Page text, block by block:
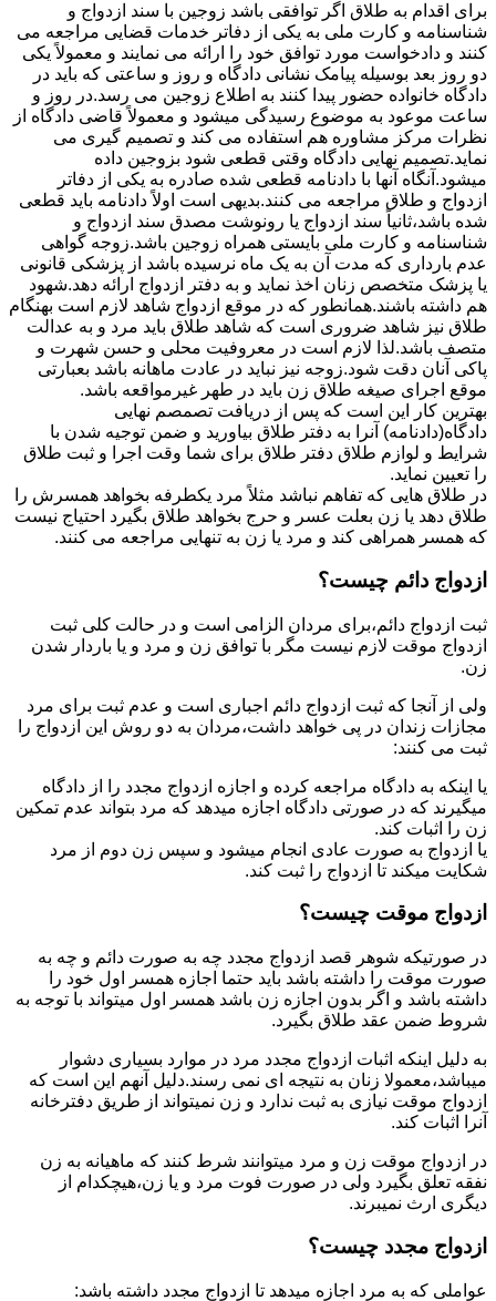
برای اقدام به طلاق اگر توافقی باشد زوجین با سند ازدواج و
شناسنامه و کارت ملی به یکی از دفاتر خدمات قضایی مراجعه می
کنند و دادخواست مورد توافق خود را ارائه می نمایند و معمولاً یکی
دو روز بعد بوسیله پیامک نشانی دادگاه و روز و ساعتی که باید در
دادگاه خانواده حضور پیدا کنند به اطلاع زوجین می رسد.در روز و
ساعت موعود به موضوع رسیدگی میشود و معمولاً قاضی دادگاه از
نظرات مرکز مشاوره هم استفاده می کند و تصمیم گیری می
نماید.تصمیم نهایی دادگاه وقتی قطعی شود بزوجین داده
میشود.آنگاه آنها با دادنامه قطعی شده صادره به یکی از دفاتر
ازدواج و طلاق مراجعه می کنند.بدیهی است اولاً دادنامه باید قطعی
شده باشد،ثانیاً سند ازدواج یا رونوشت مصدق سند ازدواج و
شناسنامه و کارت ملی بایستی همراه زوجین باشد.زوجه گواهی
عدم بارداری که مدت آن به یک ماه نرسیده باشد از پزشکی قانونی
یا پزشک متخصص زنان اخذ نماید و به دفتر ازدواج ارائه دهد.شهود
هم داشته باشند.همانطور که در موقع ازدواج شاهد لازم است بهنگام
طلاق نیز شاهد ضروری است که شاهد طلاق باید مرد و به عدالت
متصف باشد.لذا لازم است در معروفیت محلی و حسن شهرت و
پاکی آنان دقت شود.زوجه نیز نباید در عادت ماهانه باشد بعبارتی
موقع اجرای صیغه طلاق زن باید در طهر غیرمواقعه باشد.
بهترین کار این است که پس از دریافت تصمصم نهایی
دادگاه(دادنامه) آنرا به دفتر طلاق بیاورید و ضمن توجیه شدن با
شرایط و لوازم طلاق دفتر طلاق برای شما وقت اجرا و ثبت طلاق
را تعیین نماید.
در طلاق هایی که تفاهم نباشد مثلاً مرد یکطرفه بخواهد همسرش را
طلاق دهد یا زن بعلت عسر و حرج بخواهد طلاق بگیرد احتیاج نیست
که همسر همراهی کند و مرد یا زن به تنهایی مراجعه می کنند.
ازدواج دائم چیست؟
ثبت ازدواج دائم،برای مردان الزامی است و در حالت کلی ثبت
ازدواج موقت لازم نیست مگر با توافق زن و مرد و یا باردار شدن
زن.
ولی از آنجا که ثبت ازدواج دائم اجباری است و عدم ثبت برای مرد
مجازات زندان در پی خواهد داشت،مردان به دو روش این ازدواج را
ثبت می کنند:
یا اینکه به دادگاه مراجعه کرده و اجازه ازدواج مجدد را از دادگاه
میگیرند که در صورتی دادگاه اجازه میدهد که مرد بتواند عدم تمکین
زن را اثبات کند.
یا ازدواج به صورت عادی انجام میشود و سپس زن دوم از مرد
شکایت میکند تا ازدواج را ثبت کند.
ازدواج موقت چیست؟
در صورتیکه شوهر قصد ازدواج مجدد چه به صورت دائم و چه به
صورت موقت را داشته باشد باید حتما اجازه همسر اول خود را
داشته باشد و اگر بدون اجازه زن باشد همسر اول میتواند با توجه به
شروط ضمن عقد طلاق بگیرد.
به دلیل اینکه اثبات ازدواج مجدد مرد در موارد بسیاری دشوار
میباشد،معمولا زنان به نتیجه ای نمی رسند.دلیل آنهم این است که
ازدواج موقت نیازی به ثبت ندارد و زن نمیتواند از طریق دفترخانه
آنرا اثبات کند.
در ازدواج موقت زن و مرد میتوانند شرط کنند که ماهیانه به زن
نفقه تعلق بگیرد ولی در صورت فوت مرد و یا زن،هیچکدام از
دیگری ارث نمیبرند.
ازدواج مجدد چیست؟
عواملی که به مرد اجازه میدهد تا ازدواج مجدد داشته باشد: